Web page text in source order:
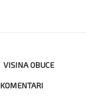
VISINA OBUCE
KOMENTARI